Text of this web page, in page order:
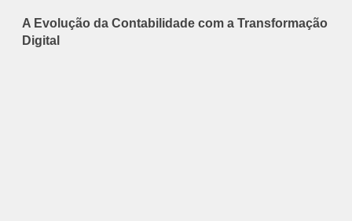
A Evolução da Contabilidade com a Transformação
Digital